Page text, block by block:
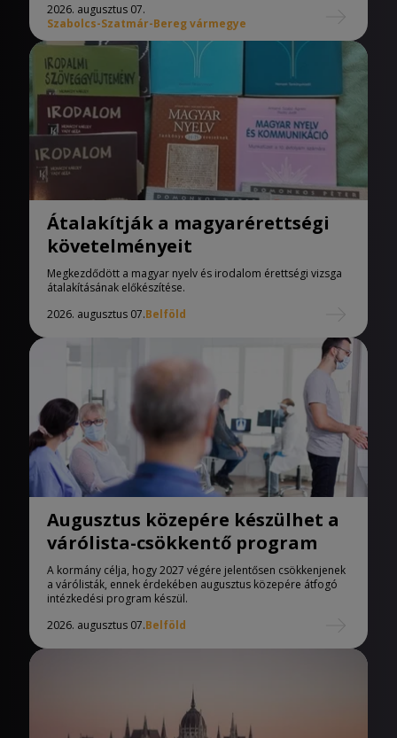
2026. augusztus 07.
Szabolcs-Szatmár-Bereg vármegye
Átalakítják a magyarérettségi
követelményeit
Megkezdődött a magyar nyelv és irodalom érettségi vizsga
átalakításának előkészítése.
2026. augusztus 07.Belföld
Augusztus közepére készülhet a
várólista-csökkentő program
A kormány célja, hogy 2027 végére jelentősen csökkenjenek
a várólisták, ennek érdekében augusztus közepére átfogó
intézkedési program készül.
2026. augusztus 07.Belföld